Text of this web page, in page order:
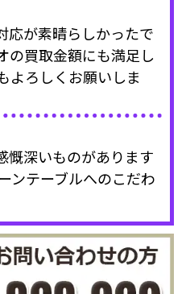
応が素晴らしかったで
の買取金額にも満足し
よろしくお願いしま
慨深いものがあります
ンテーブルへのこだわ